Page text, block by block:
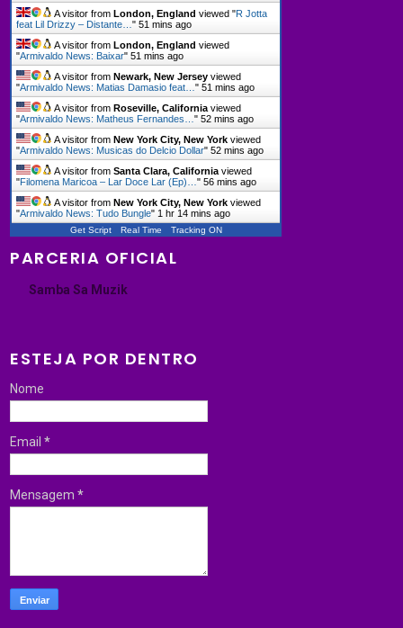
A visitor from London, England viewed "R Jotta
feat Lil Drizzy – Distante…"51 mins ago
A visitor from London, England viewed
"Armivaldo News: Baixar"51 mins ago
A visitor from Newark, New Jersey viewed
"Armivaldo News: Matias Damasio feat…"51 mins ago
A visitor from Roseville, California viewed
"Armivaldo News: Matheus Fernandes…"52 mins ago
A visitor from New York City, New York viewed
"Armivaldo News: Musicas do Delcio Dollar"52 mins ago
A visitor fromSanta Clara, California viewed
"Filomena Maricoa – Lar Doce Lar (Ep)…"56 mins ago
A visitor from New York City, New York viewed
"Armivaldo News: Tudo Bungle" 1 hr 14 mins ago
Get Script Real Time Tracking ON
PARCERIA OFICIAL
Samba Sa Muzik
ESTEJA POR DENTRO
Nome
Email*
Mensagem*